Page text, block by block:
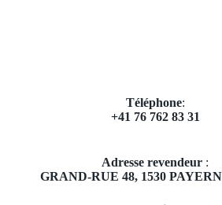
Téléphone:
+41 76 762 83 31
Adresse revendeur :
GRAND-RUE 48, 1530